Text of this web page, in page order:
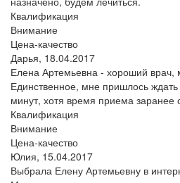
Квалификация
Внимание
Цена-качество
Дарья, 18.04.2017
Елена Артемьевна - хороший врач,
Единственное, мне пришлось
минут, хотя время приема заранее
Квалификация
Внимание
Цена-качество
Юлия, 15.04.2017
Выбрала Елену Артемьевну в